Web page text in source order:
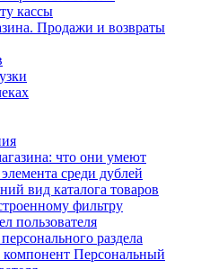
кассы
Продажи и возвраты
что они умеют
среди дублей
вид каталога товаров
фильтру
пользователя
раздела
Персональный